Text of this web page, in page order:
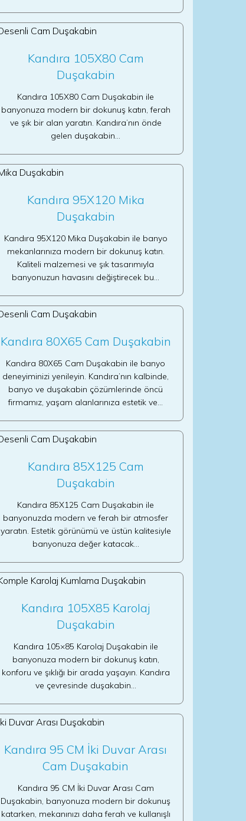
Kandıra 105X80 Cam
Duşakabin
Kandıra 105X80 Cam Duşakabin ile
banyonuza modern bir dokunuş katın, ferah
ve şık bir alan yaratın. Kandıra’nın önde
gelen duşakabin…
Kandıra 95X120 Mika
Duşakabin
Kandıra 95X120 Mika Duşakabin ile banyo
mekanlarınıza modern bir dokunuş katın.
Kaliteli malzemesi ve şık tasarımıyla
banyonuzun havasını değiştirecek bu…
Kandıra 80X65 Cam Duşakabin
Kandıra 80X65 Cam Duşakabin ile banyo
deneyiminizi yenileyin. Kandıra’nın kalbinde,
banyo ve duşakabin çözümlerinde öncü
firmamız, yaşam alanlarınıza estetik ve…
Kandıra 85X125 Cam
Duşakabin
Kandıra 85X125 Cam Duşakabin ile
banyonuzda modern ve ferah bir atmosfer
yaratın. Estetik görünümü ve üstün kalitesiyle
banyonuza değer katacak…
Kandıra 105X85 Karolaj
Duşakabin
Kandıra 105×85 Karolaj Duşakabin ile
banyonuza modern bir dokunuş katın,
konforu ve şıklığı bir arada yaşayın. Kandıra
ve çevresinde duşakabin…
Kandıra 95 CM İki Duvar Arası
Cam Duşakabin
Kandıra 95 CM İki Duvar Arası Cam
Duşakabin, banyonuza modern bir dokunuş
katarken, mekanınızı daha ferah ve kullanışlı